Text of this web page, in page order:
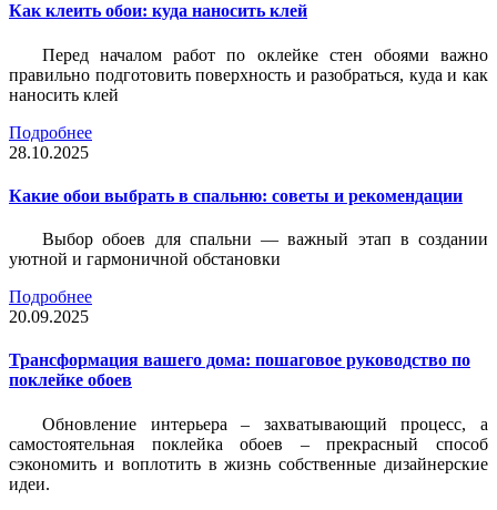
Как клеить обои: куда наносить клей
Перед началом работ по оклейке стен обоями важно
правильно подготовить поверхность и разобраться, куда и как
наносить клей
Подробнее
28.10.2025
Какие обои выбрать в спальню: советы и рекомендации
Выбор обоев для спальни — важный этап в создании
уютной и гармоничной обстановки
Подробнее
20.09.2025
Трансформация вашего дома: пошаговое руководство по
поклейке обоев
Обновление интерьера – захватывающий процесс, а
самостоятельная поклейка обоев – прекрасный способ
сэкономить и воплотить в жизнь собственные дизайнерские
идеи.